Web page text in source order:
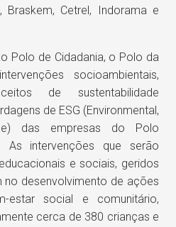
Braskem, Cetrel, Indorama e
Polo de Cidadania, o Polo da
socioambientais,
de sustentabilidade
de ESG (Environmental,
das empresas do Polo
As intervenções que serão
e sociais, geridos
no desenvolvimento de ações
estar social e comunitário,
cerca de 380 crianças e